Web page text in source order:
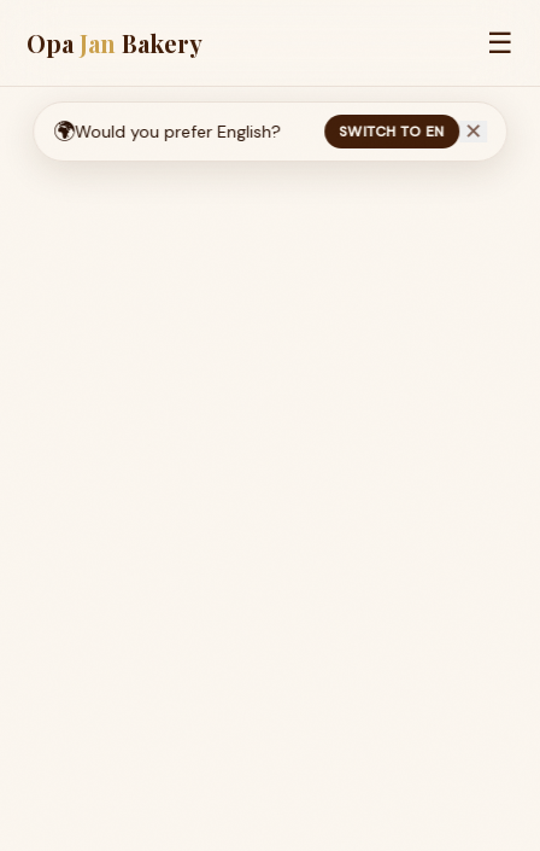
OpaJan Bakery ☰
🌍Would you prefer English? SWITCH TO EN ✕